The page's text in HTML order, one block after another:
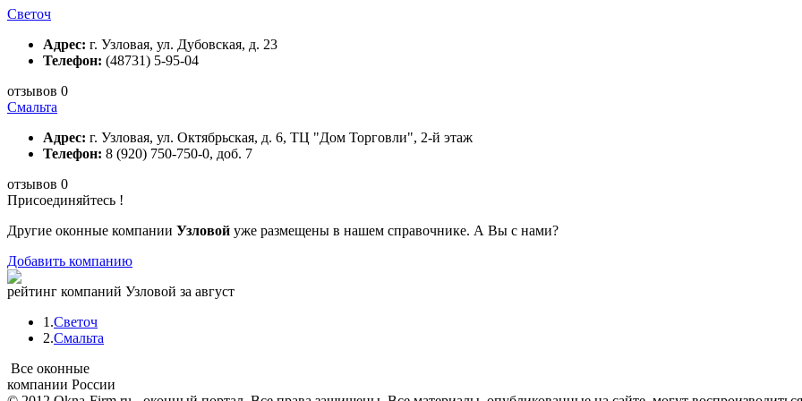
Светоч
Адрес: г. Узловая, ул. Дубовская, д. 23
Телефон: (48731) 5-95-04
отзывов 0
Смальта
Адрес: г. Узловая, ул. Октябрьская, д. 6, ТЦ "Дом Торговли", 2-й этаж
Телефон: 8 (920) 750-750-0, доб. 7
отзывов 0
Присоединяйтесь !
Другие оконные компании Узловой уже размещены в нашем справочнике. А Вы с нами?
Добавить компанию
рейтинг компаний Узловой за август
1.Светоч
2.Смальта
Все оконные
компании России